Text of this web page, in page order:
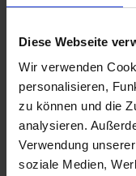
Diese Webseite
Wir verwenden
personalisieren,
zu können und die
analysieren.
Verwendung
soziale Medien,
Neukauf.
Hardware in
– eine
gewöhnliches
Unsere Re-
Maßstäbe in
nur technisch